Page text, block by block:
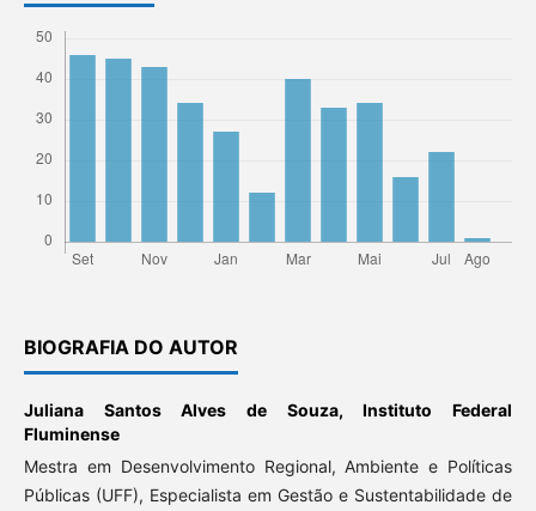
BIOGRAFIA DO AUTOR
Juliana Santos Alves de Souza,Instituto Federal
Fluminense
Mestra em Desenvolvimento Regional, Ambiente e Políticas
Públicas (UFF), Especialista em Gestão e Sustentabilidade de